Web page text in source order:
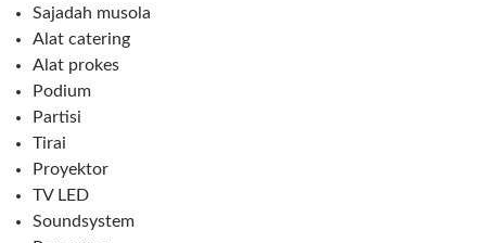
Sajadah musola
Alat catering
Alat prokes
Podium
Partisi
Tirai
Proyektor
TV LED
Soundsystem